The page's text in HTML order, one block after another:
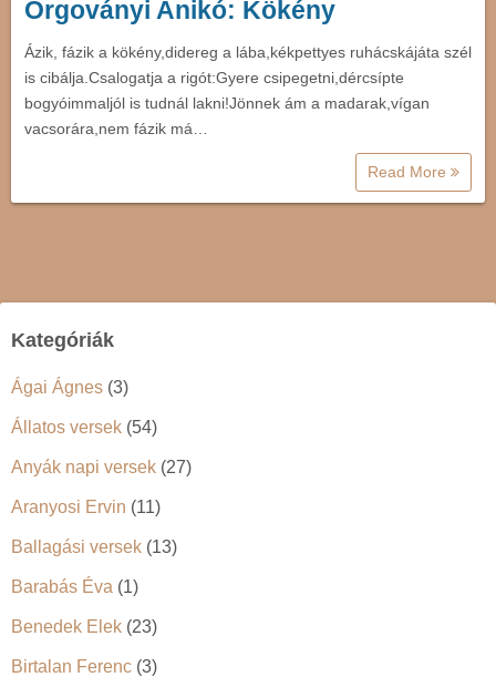
Orgoványi Anikó: Kökény
Ázik, fázik a kökény,didereg a lába,kékpettyes ruhácskájáta szél
is cibálja.Csalogatja a rigót:Gyere csipegetni,dércsípte
bogyóimmaljól is tudnál lakni!Jönnek ám a madarak,vígan
vacsorára,nem fázik má…
Read More
Kategóriák
Ágai Ágnes (3)
Állatos versek (54)
Anyák napi versek (27)
Aranyosi Ervin (11)
Ballagási versek (13)
Barabás Éva (1)
Benedek Elek (23)
Birtalan Ferenc (3)